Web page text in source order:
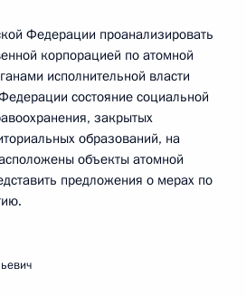
Федерации проанализировать
корпорацией по атомной
исполнительной власти
состояние социальной
закрытых
образований, на
объекты атомной
предложения о мерах по